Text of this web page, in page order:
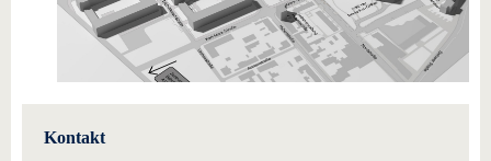
Kontakt